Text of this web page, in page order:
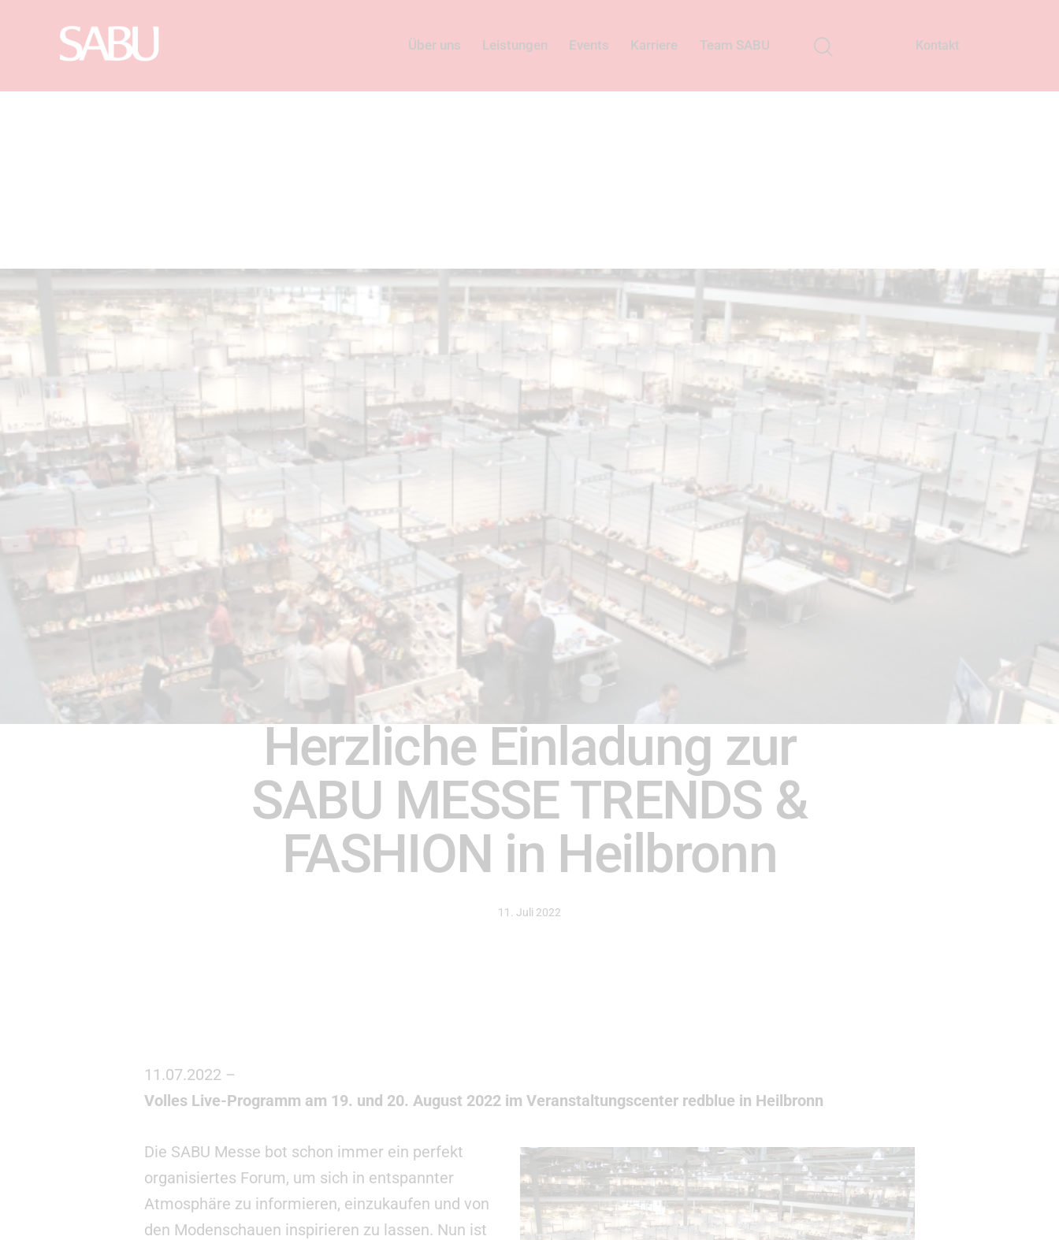
Über uns Leistungen Events Karriere Team SABU Kontakt
Herzliche Einladung zur
SABU MESSE TRENDS &
FASHION in Heilbronn
11. Juli 2022
11.07.2022 –
Volles Live-Programm am 19. und 20. August 2022 im Veranstaltungscenter redblue in Heilbronn
Die SABU Messe bot schon immer ein perfekt
organisiertes Forum, um sich in entspannter
Atmosphäre zu informieren, einzukaufen und von
den Modenschauen inspirieren zu lassen. Nun ist